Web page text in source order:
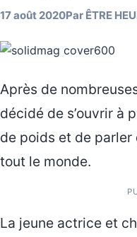
17 août 2020Par ÊTRE
Après de
décidé de s’ouvrir à
de poids et de
tout le monde.
La jeune actrice et